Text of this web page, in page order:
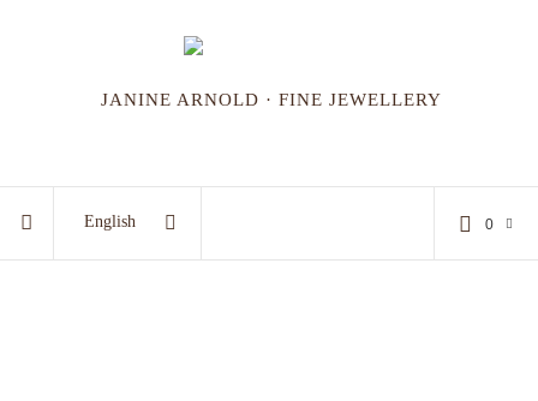
JANINE ARNOLD · FINE JEWELLERY
English 0